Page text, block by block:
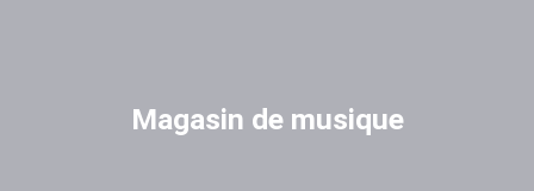
Magasin de musique